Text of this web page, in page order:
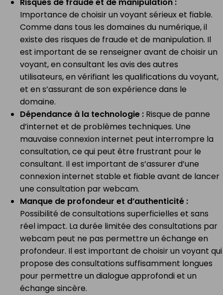
Risques de fraude et de manipulation :
Importance de choisir un voyant sérieux et fiable.
Comme dans tous les domaines du numérique, il
existe des risques de fraude et de manipulation. Il
est important de se renseigner avant de choisir un
voyant, en consultant les avis des autres
utilisateurs, en vérifiant les qualifications du voyant,
et en s’assurant de son expérience dans le
domaine.
Dépendance à la technologie : Risque de panne
d’internet et de problèmes techniques. Une
mauvaise connexion internet peut interrompre la
consultation, ce qui peut être frustrant pour le
consultant. Il est important de s’assurer d’une
connexion internet stable et fiable avant de lancer
une consultation par webcam.
Manque de profondeur et d’authenticité :
Possibilité de consultations superficielles et sans
réel impact. La durée limitée des consultations par
webcam peut ne pas permettre un échange en
profondeur. Il est important de choisir un voyant qui
propose des consultations suffisamment longues
pour permettre un dialogue approfondi et un
échange sincère.